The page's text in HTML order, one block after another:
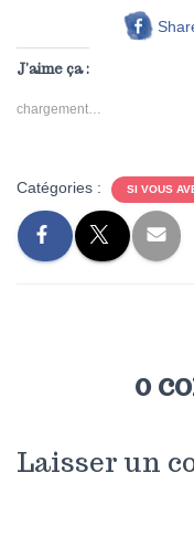
J’aime ça :
chargement…
Catégories : SI VOUS
0
Laisser un